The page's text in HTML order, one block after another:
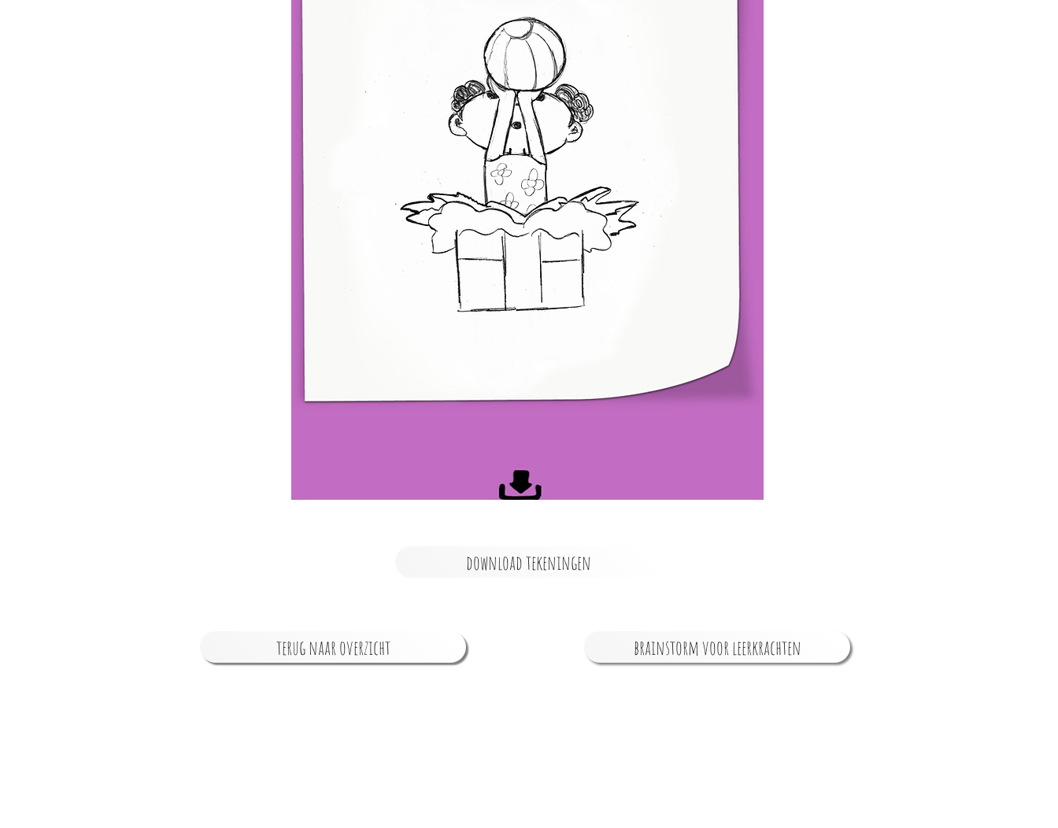
download tekeningen
terug naar overzicht brainstorm voor leerkrachten